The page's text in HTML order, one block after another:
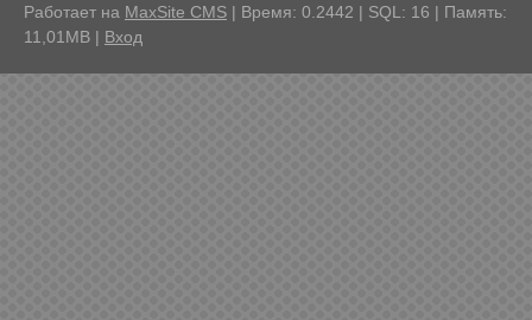
Работает на MaxSite CMS | Время: 0.2442 | SQL: 16 | Память:
11,01MB | Вход